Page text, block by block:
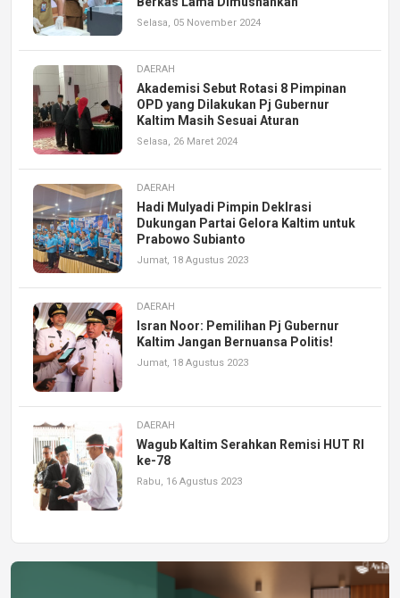
Selasa, 05 November 2024
DAERAH
Akademisi Sebut Rotasi 8 Pimpinan
OPD yang Dilakukan Pj Gubernur
Kaltim Masih Sesuai Aturan
Selasa, 26 Maret 2024
DAERAH
Hadi Mulyadi Pimpin Deklrasi
Dukungan Partai Gelora Kaltim untuk
Prabowo Subianto
Jumat, 18 Agustus 2023
DAERAH
Isran Noor: Pemilihan Pj Gubernur
Kaltim Jangan Bernuansa Politis!
Jumat, 18 Agustus 2023
DAERAH
Wagub Kaltim Serahkan Remisi HUT RI
ke-78
Rabu, 16 Agustus 2023